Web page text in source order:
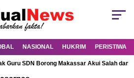
NASIONAL HUKRIM PERISTIWA
Guru SDN Borong Makassar Akui Salah dan